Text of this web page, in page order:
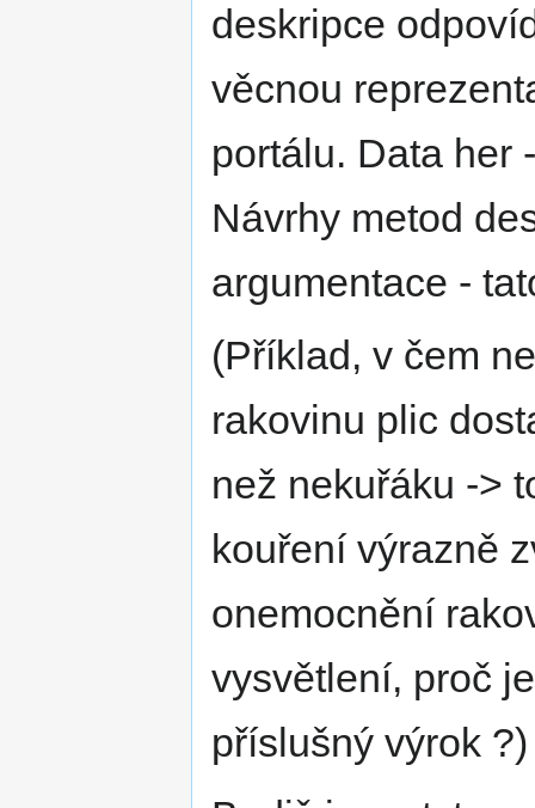
deskripce
věcnou
portálu. Data her
Návrhy metod
argumentace -
(Příklad, v čem
rakovinu plic
než nekuřáku ->
kouření výrazně
onemocnění
vysvětlení, proč
příslušný výrok ?)